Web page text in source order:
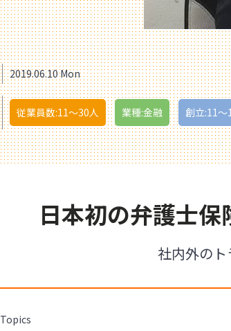
2019.06.10 Mon
従業員数:11〜30人 業種:金融 創立:11〜
日本初の弁護士
社内外の
Topics